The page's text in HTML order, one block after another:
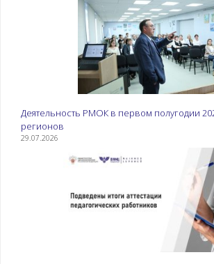
Деятельность РМОК в первом полугодии
регионов
29.07.2026